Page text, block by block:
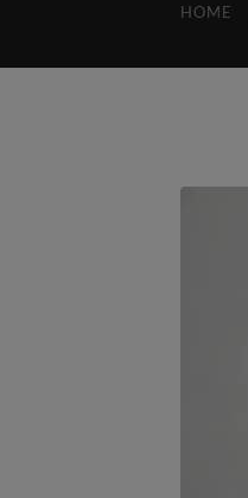
HOME